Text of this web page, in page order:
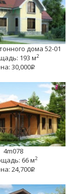
дома 52-01
193 м2
30,000q
4m078
66 м2
24,700q